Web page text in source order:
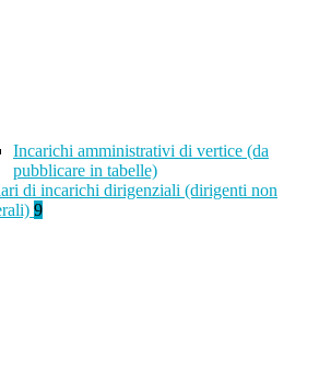
Incarichi amministrativi di vertice (da
pubblicare in tabelle)
di incarichi dirigenziali (dirigenti non
9